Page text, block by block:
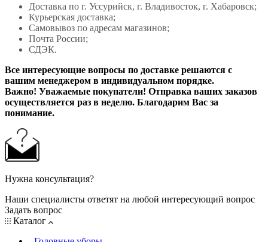
Доставка по г. Уссурийск, г. Владивосток, г. Хабаровск;
Курьерская доставка;
Самовывоз по адресам магазинов;
Почта России;
СДЭК.
Все интересующие вопросы по доставке решаются с
вашим менеджером в индивидуальном порядке.
Важно! Уважаемые покупатели! Отправка ваших заказов
осуществляется раз в неделю. Благодарим Вас за
понимание.
Нужна консультация?
Наши специалисты ответят на любой интересующий вопрос
Задать вопрос
Каталог